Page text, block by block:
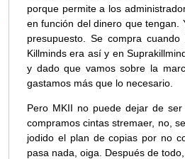
porque permite a los
en función del dinero que tengan.
presupuesto. Se compra
Killminds era así y en
y dado que vamos sobre la
gastamos más que lo necesario.
Pero MKII no puede dejar de
compramos cintas stremaer, no,
jodido el plan de copias por no
pasa nada, oiga. Después de